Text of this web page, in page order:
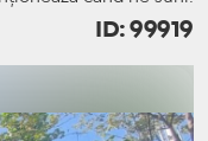
ID: 99919